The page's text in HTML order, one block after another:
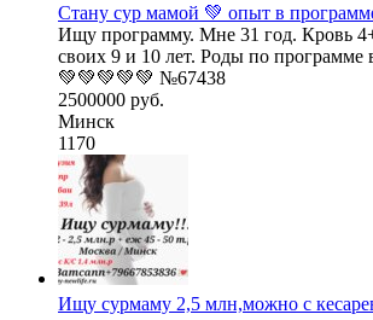
Стану сур мамой 💚 опыт в
Ищу программу. Мне 31 год. Кровь
своих 9 и 10 лет. Роды по программе
💚💚💚💚💚 №67438
2500000 руб.
Минск
1170
Ищу сурмаму 2,5 млн,можно с